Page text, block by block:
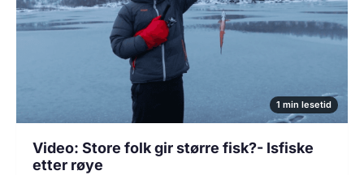
1 min lesetid
Video: Store folk gir større fisk?- Isfiske
etter røye